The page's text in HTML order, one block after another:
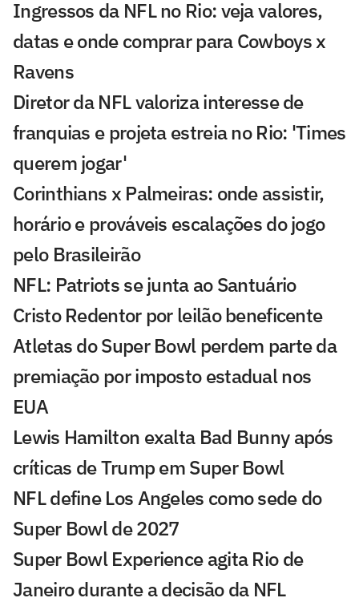
Ingressos da NFL no Rio: veja valores,
datas e onde comprar para Cowboys x
Ravens
Diretor da NFL valoriza interesse de
franquias e projeta estreia no Rio: 'Times
querem jogar'
Corinthians x Palmeiras: onde assistir,
horário e prováveis escalações do jogo
pelo Brasileirão
NFL: Patriots se junta ao Santuário
Cristo Redentor por leilão beneficente
Atletas do Super Bowl perdem parte da
premiação por imposto estadual nos
EUA
Lewis Hamilton exalta Bad Bunny após
críticas de Trump em Super Bowl
NFL define Los Angeles como sede do
Super Bowl de 2027
Super Bowl Experience agita Rio de
Janeiro durante a decisão da NFL